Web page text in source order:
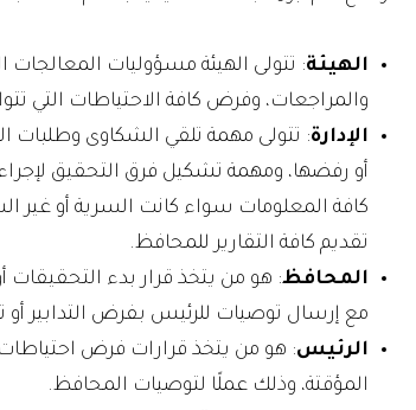
الهيئة: تتولى الهيئة مسؤوليات المعالجات
والمراجعات، وفرض كافة الاحتياطات التي
الإدارة: تتولى مهمة تلقي الشكاوى وطلبات
أو رفضها، ومهمة تشكيل فرق التحقيق
كافة المعلومات سواء كانت السرية أو غير
تقديم كافة التقارير للمحافظ.
المحافظ: هو من يتخذ قرار بدء التحقيقات
مع إرسال توصيات للرئيس بفرض التدابير أو
الرئيس: هو من يتخذ قرارات فرض احتياطات
المؤقتة، وذلك عملًا لتوصيات المحافظ.